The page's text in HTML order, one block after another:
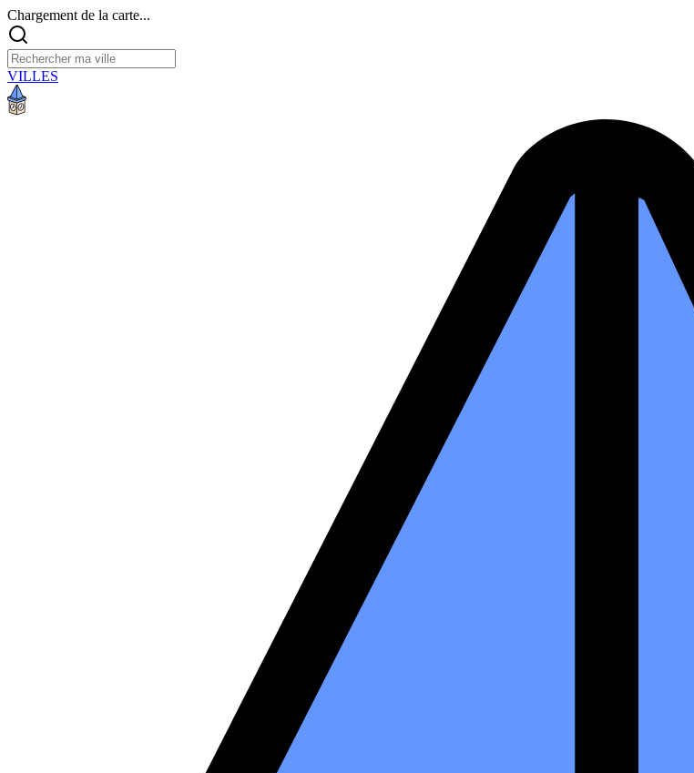
Chargement de la carte...
VILLES